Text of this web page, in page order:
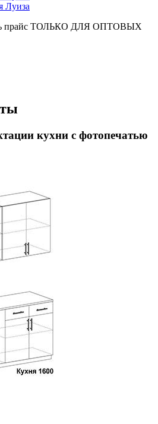
Луиза
прайс ТОЛЬКО ДЛЯ ОПТОВЫХ
кухни с фотопечатью